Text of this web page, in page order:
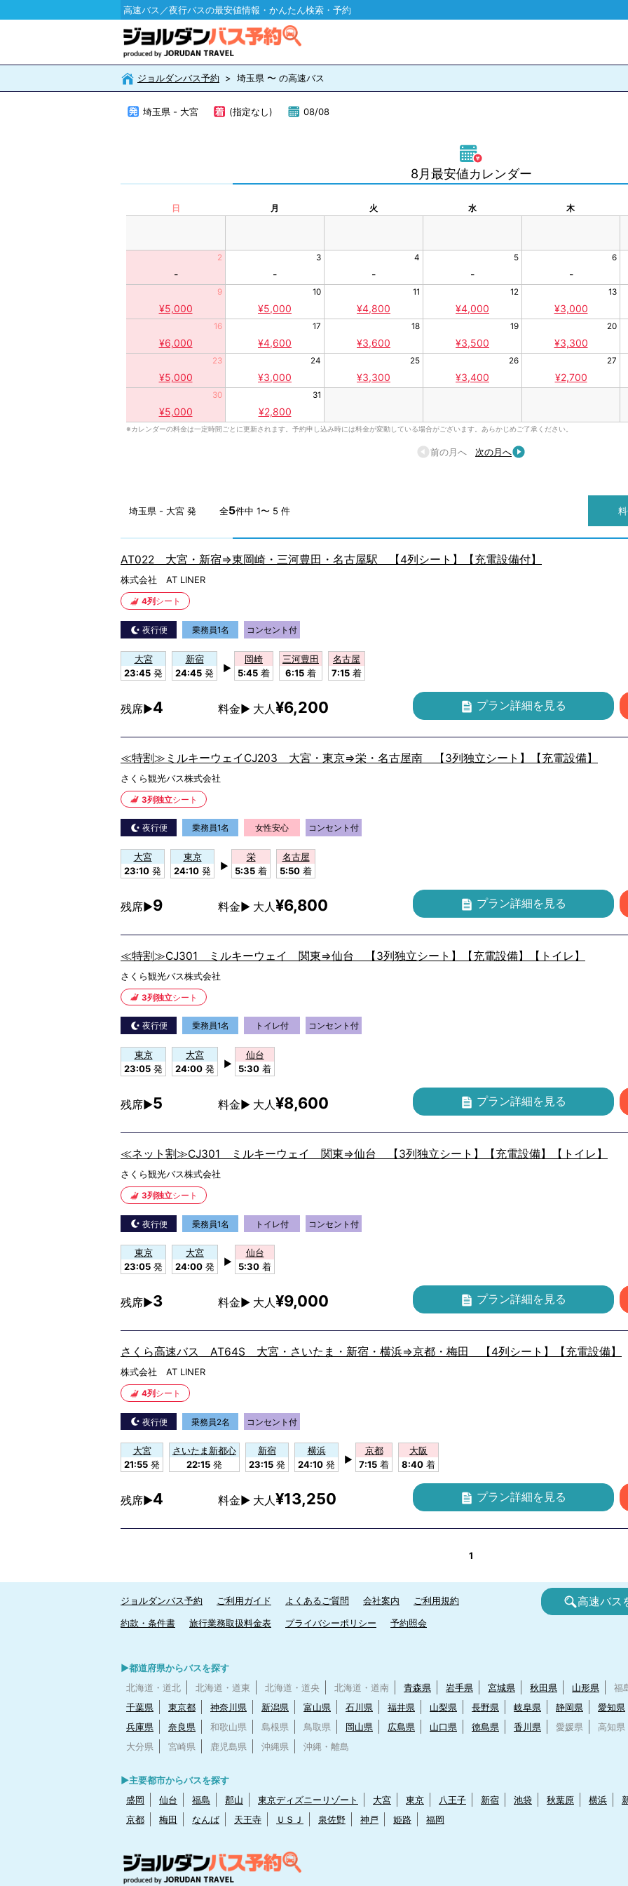
高速バス／夜行バスの最安値情報・かんたん検索・予約
ジョルダンバス予約 埼玉県 〜 の高速バス
埼玉県 - 大宮 (指定なし) 08/08
8月最安値カレンダー
日 月 火 水 木
2
-
3
-
4
-
5
-
6
-
9
¥5,000
10
¥5,000
11
¥4,800
12
¥4,000
13
¥3,000
16
¥6,000
17
¥4,600
18
¥3,600
19
¥3,500
20
¥3,300
23
¥5,000
24
¥3,000
25
¥3,300
26
¥3,400
27
¥2,700
30
¥5,000
31
¥2,800
※カレンダーの料金は一定時間ごとに更新されます。予約申し込み時には料金が変動している場合がございます。あらかじめご了承ください。
前の月へ 次の月へ
埼玉県 - 大宮 発 全5件中 1〜 5 件
AT022 大宮・新宿⇒東岡崎・三河豊田・名古屋駅 【4列シート】【充電設備付】
株式会社 AT LINER
4列 シート
夜行便 乗務員1名 コンセント付
大宮
23:45 発
新宿
24:45 発 ▶
岡崎
5:45 着
三河豊田
6:15 着
名古屋
7:15 着
残席▶4 料金▶ 大人¥6,200 プラン詳細を見る
≪特割≫ミルキーウェイCJ203 大宮・東京⇒栄・名古屋南 【3列独立シート】【充電設備】
さくら観光バス株式会社
3列独立シート
夜行便 乗務員1名 女性安心 コンセント付
大宮
23:10 発
東京
24:10 発 ▶
栄
5:35 着
名古屋
5:50 着
残席▶9 料金▶ 大人¥6,800 プラン詳細を見る
≪特割≫CJ301 ミルキーウェイ 関東⇒仙台 【3列独立シート】【充電設備】【トイレ】
さくら観光バス株式会社
3列独立シート
夜行便 乗務員1名 トイレ付 コンセント付
東京
23:05 発
大宮
24:00 発 ▶
仙台
5:30 着
残席▶5 料金▶ 大人¥8,600 プラン詳細を見る
≪ネット割≫CJ301 ミルキーウェイ 関東⇒仙台 【3列独立シート】【充電設備】【トイレ】
さくら観光バス株式会社
3列独立シート
夜行便 乗務員1名 トイレ付 コンセント付
東京
23:05 発
大宮
24:00 発 ▶
仙台
5:30 着
残席▶3 料金▶ 大人¥9,000 プラン詳細を見る
さくら高速バス AT64S 大宮・さいたま・新宿・横浜⇒京都・梅田 【4列シート】【充電設備】
株式会社 AT LINER
4列 シート
夜行便 乗務員2名 コンセント付
大宮
21:55 発
さいたま新都心
22:15 発
新宿
23:15 発
横浜
24:10 発 ▶
京都
7:15 着
大阪
8:40 着
残席▶4 料金▶ 大人¥13,250 プラン詳細を見る
1
高速バス
ジョルダンバス予約 ご利用ガイド よくあるご質問 会社案内
ご利用規約
約款・条件書
旅行業務取扱料金表 プライバシーポリシー 予約照会
▶都道府県からバスを探す
北海道・道北
北海道・道東 北海道・道央 北海道・道南 青森県 岩手県 宮城県 秋田県 山形県
福
千葉県
東京都 神奈川県 新潟県 富山県 石川県 福井県 山梨県 長野県 岐阜県 静岡県
愛知県
兵庫県
奈良県 和歌山県 島根県 鳥取県 岡山県 広島県 山口県 徳島県 香川県 愛媛県
高知県
大分県
宮崎県 鹿児島県 沖縄県 沖縄・離島
▶主要都市からバスを探す
盛岡
仙台 福島 郡山 東京ディズニーリゾート 大宮 東京 八王子 新宿 池袋 秋葉原 横浜
京都
梅田 なんば 天王寺 ＵＳＪ 泉佐野 神戸 姫路 福岡